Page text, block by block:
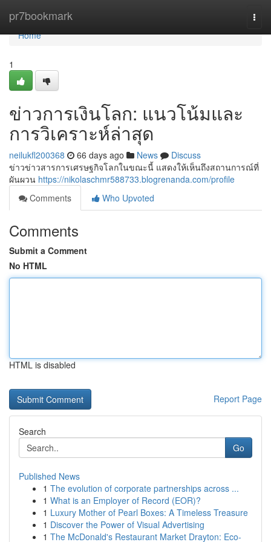
pr7bookmark
Home
Home
1
ข่าวการเงินโลก: แนวโน้มและ
การวิเคราะห์ล่าสุด
neilukfl200368 66 days ago News
Discuss
ข่าวข่าวสารการเศรษฐกิจโลกในขณะนี้ แสดงให้เห็นถึงสถานการณ์ที่
ผันผวน https://nikolaschmr588733.blogrenanda.com/profile
Comments
Who Upvoted
Comments
Submit a Comment
No HTML
HTML is disabled
Report Page
Search
Go
Published News
1 The evolution of corporate partnerships across ...
1 What is an Employer of Record (EOR)?
1 Luxury Mother of Pearl Boxes: A Timeless Treasure
1 Discover the Power of Visual Advertising
1 The McDonald's Restaurant Market Drayton: Eco-